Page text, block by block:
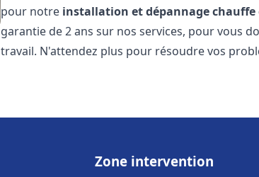
pour notre installation et dépannage chauffe
garantie de 2 ans sur nos services, pour vous
travail. N'attendez plus pour résoudre vos
Zone intervention